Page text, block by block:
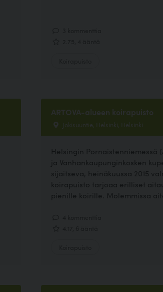
ARTOVA-alueen koirapuisto
Jokisuuntie, Helsinki, Helsinki
Helsingin Pornaistenniemessä
ja Vanhankaupunginkosken
sijaitseva, heinäkuussa 2015
koirapuisto tarjoaa erilliset
pienille koirille. Molemmissa